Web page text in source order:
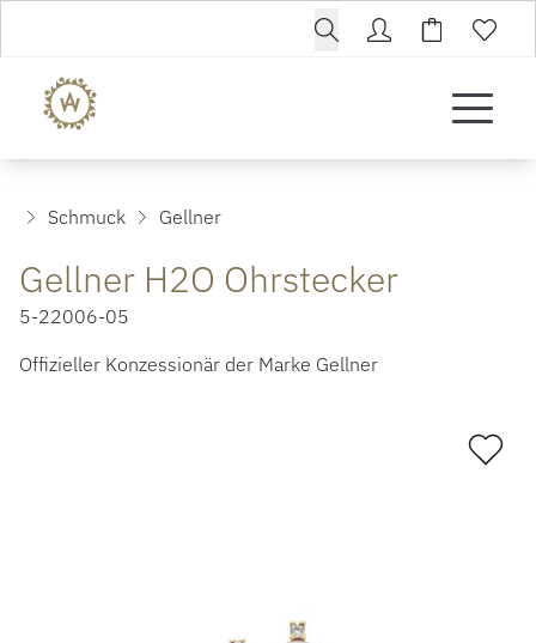
Schmuck Gellner
Gellner H2O Ohrstecker
5-22006-05
Offizieller Konzessionär der Marke Gellner